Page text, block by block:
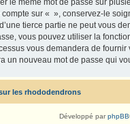
le même mot de passe sur
compte sur « », conservez-le
tierce partie ne peut vous
vous pouvez utiliser la
vous demandera de
un nouveau mot de passe qui
les rhododendrons
Développé parphpBB